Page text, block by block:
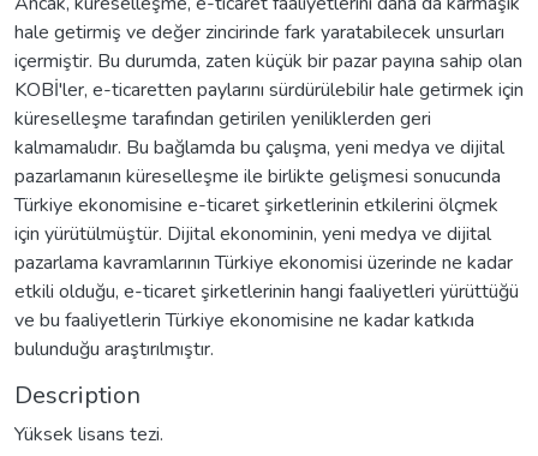
hale getirmiş ve değer zincirinde fark yaratabilecek unsurları
içermiştir. Bu durumda, zaten küçük bir pazar payına sahip olan
KOBİ'ler, e-ticaretten paylarını sürdürülebilir hale getirmek için
küreselleşme tarafından getirilen yeniliklerden geri
kalmamalıdır. Bu bağlamda bu çalışma, yeni medya ve dijital
pazarlamanın küreselleşme ile birlikte gelişmesi sonucunda
Türkiye ekonomisine e-ticaret şirketlerinin etkilerini ölçmek
için yürütülmüştür. Dijital ekonominin, yeni medya ve dijital
pazarlama kavramlarının Türkiye ekonomisi üzerinde ne kadar
etkili olduğu, e-ticaret şirketlerinin hangi faaliyetleri yürüttüğü
ve bu faaliyetlerin Türkiye ekonomisine ne kadar katkıda
bulunduğu araştırılmıştır.
Description
Yüksek lisans tezi.